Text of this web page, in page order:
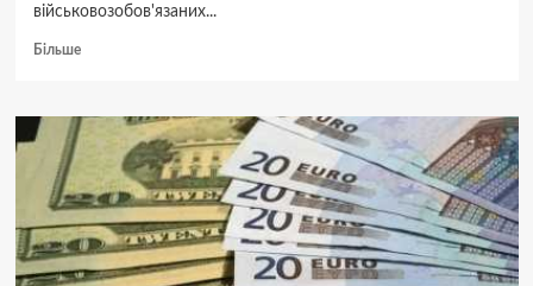
військовозобов'язаних...
БільшеДокладніше
50-
60-
річних
чоловіків
ніхто
не
забороняв
–